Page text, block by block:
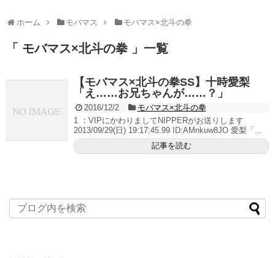
ホーム モバマス モバマス×北斗の拳
「 モバマス×北斗の拳 」一覧
【モバマス×北斗の拳SS】十時愛梨
「え……お兄ちゃんが……？」
2016/12/2
モバマス×北斗の拳
1 ：VIPにかわりましてNIPPERがお送りします
2013/09/29(日) 19:17:45.99 ID:AMnkuw8JO 愛梨「...
記事を読む